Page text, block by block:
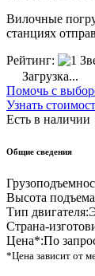
Вилочные
станциях
Рейтинг:
Загрузка...
Помочь с
Узнать
Есть в наличии
Общие сведения
Высота
Тип двигателя:
Страна-
Цена*:По
*Цена зависит от